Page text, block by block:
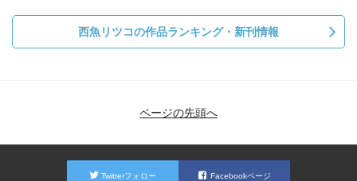
西魚リツコの作品ランキング・新刊情報
ページの先頭へ
Twitterフォロー Facebookページ